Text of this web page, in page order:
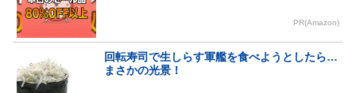
PR(Amazon)
回転寿司で生しらす軍艦を食べようとしたら…
まさかの光景！